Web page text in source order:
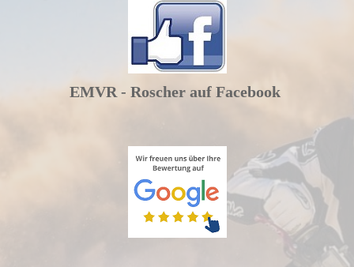
EMVR - Roscher auf Facebook